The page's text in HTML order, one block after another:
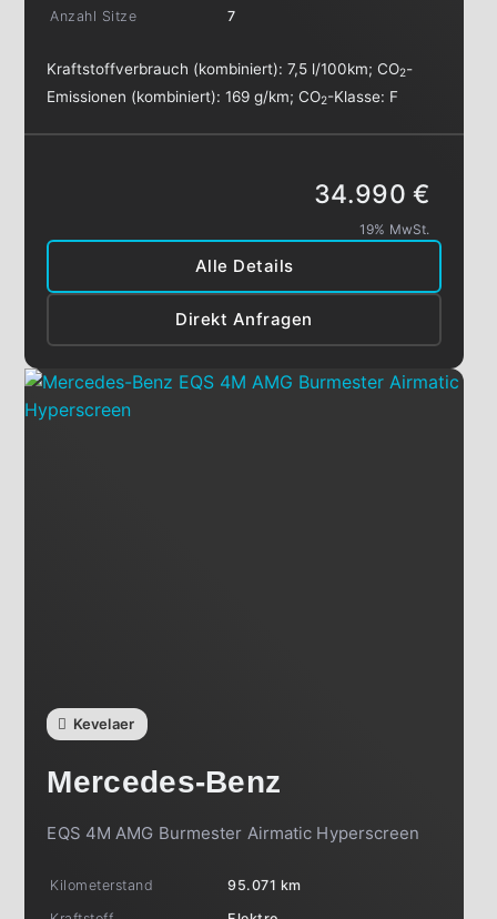
Anzahl Sitze
7
Kraftstoffverbrauch (kombiniert):7,5 l/100km;CO2-
Emissionen (kombiniert):169 g/km;CO2-Klasse: F
Alle Details
Direkt Anfragen
34.990 €
19% MwSt.
Kevelaer
Mercedes-Benz
EQS 4M AMG Burmester Airmatic Hyperscreen
Kilometerstand
95.071 km